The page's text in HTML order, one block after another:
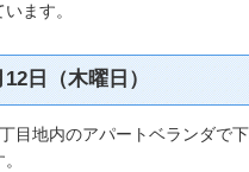
ます。
12日（木曜日）
目地内のアパートベランダで